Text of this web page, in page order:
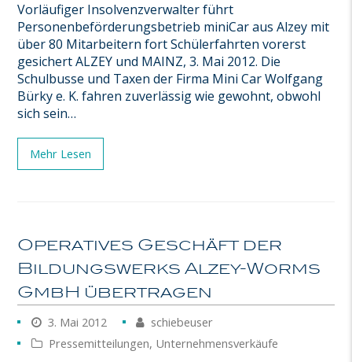
Vorläufiger Insolvenzverwalter führt
Personenbeförderungsbetrieb miniCar aus Alzey mit
über 80 Mitarbeitern fort Schülerfahrten vorerst
gesichert ALZEY und MAINZ, 3. Mai 2012. Die
Schulbusse und Taxen der Firma Mini Car Wolfgang
Bürky e. K. fahren zuverlässig wie gewohnt, obwohl
sich sein…
Mehr Lesen
Operatives Geschäft der
Bildungswerks Alzey-Worms
GmbH übertragen
3. Mai 2012
schiebeuser
Pressemitteilungen, Unternehmensverkäufe